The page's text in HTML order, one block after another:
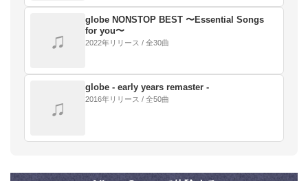
♫
globe NONSTOP BEST 〜Essential Songs
for you〜
2022年リリース / 全30曲
♫
globe - early years remaster -
2016年リリース / 全50曲